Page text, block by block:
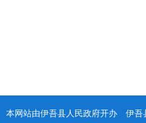
本网站由伊吾县人民政府开办 伊吾